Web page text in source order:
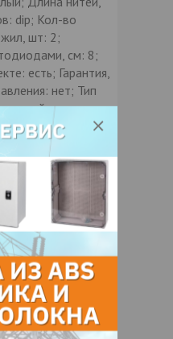
dip; Кол-во
шт: 2;
см: 8;
есть; Гарантия,
нет; Тип
в линию,
нитями, см: 10;
ните, шт: 19;
Напряжение, V:
заказ с помощью
подберем для